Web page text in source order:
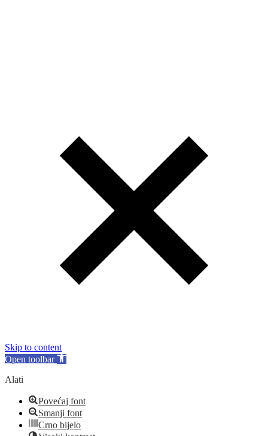
Skip to content
Open toolbar
Alati
Povećaj font
Smanji font
Crno bijelo